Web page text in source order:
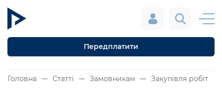
Передплатити
Головна Статті Замовникам Закупівля робіт